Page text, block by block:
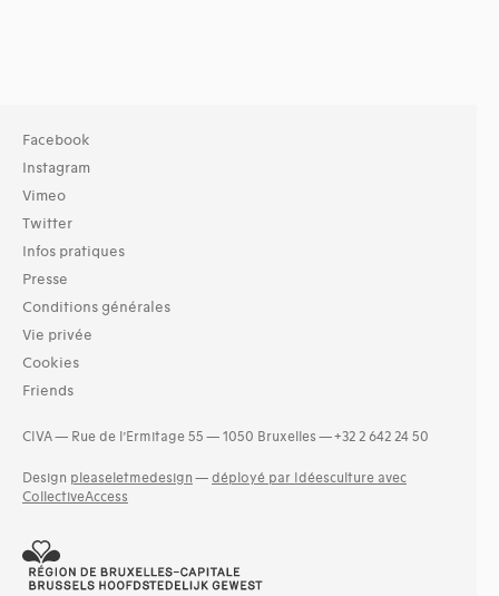
Facebook
Instagram
Vimeo
Twitter
Infos pratiques
Presse
Conditions générales
Vie privée
Cookies
Friends
CIVA — Rue de l’Ermitage 55 — 1050 Bruxelles — +32 2 642 24 50
Design pleaseletmedesign — déployé par Idéesculture avec
CollectiveAccess